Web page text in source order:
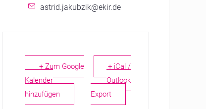
astrid.jakubzik@ekir.de
+ Zum Google
Kalender
hinzufügen
+ iCal /
Outlook
Export